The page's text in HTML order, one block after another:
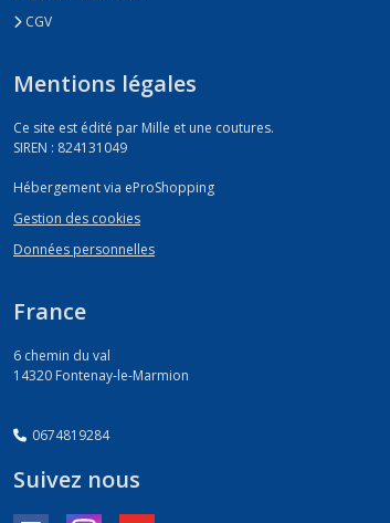
CGV
Mentions légales
Ce site est édité par Mille et une coutures.
SIREN : 824131049
Hébergement via eProShopping
Gestion des cookies
Données personnelles
France
6 chemin du val
14320 Fontenay-le-Marmion
0674819284
Suivez nous